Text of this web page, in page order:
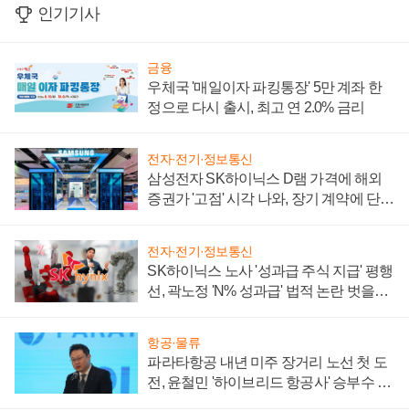
인기기사
금융
우체국 '매일이자 파킹통장' 5만 계좌 한
정으로 다시 출시, 최고 연 2.0% 금리
전자·전기·정보통신
삼성전자 SK하이닉스 D램 가격에 해외
증권가 '고점' 시각 나와, 장기 계약에 단점
전자·전기·정보통신
SK하이닉스 노사 '성과급 주식 지급' 평행
선, 곽노정 'N% 성과급' 법적 논란 벗을지
항공·물류
파라타항공 내년 미주 장거리 노선 첫 도
전, 윤철민 '하이브리드 항공사' 승부수 통